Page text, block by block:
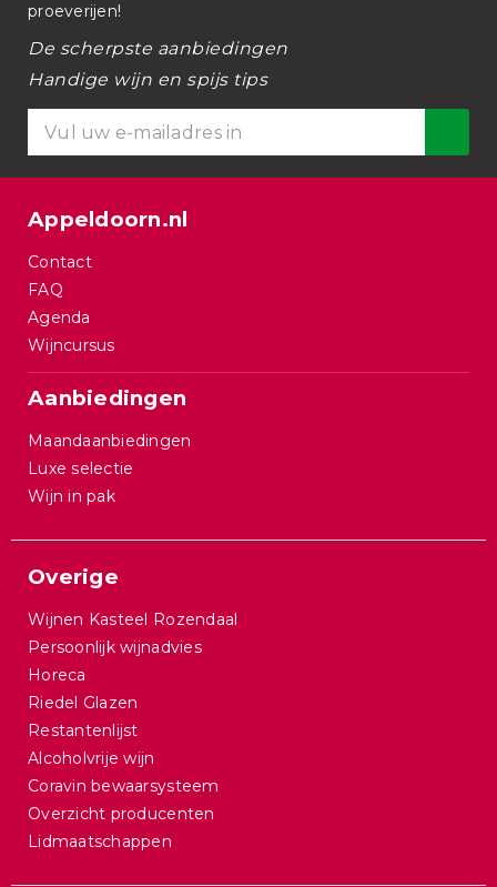
proeverijen!
De scherpste aanbiedingen
Handige wijn en spijs tips
Appeldoorn.nl
Contact
FAQ
Agenda
Wijncursus
Aanbiedingen
Maandaanbiedingen
Luxe selectie
Wijn in pak
Overige
Wijnen Kasteel Rozendaal
Persoonlijk wijnadvies
Horeca
Riedel Glazen
Restantenlijst
Alcoholvrije wijn
Coravin bewaarsysteem
Overzicht producenten
Lidmaatschappen